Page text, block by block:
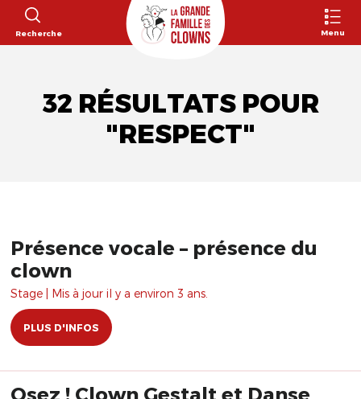
Recherche Menu
32 RÉSULTATS POUR
"RESPECT"
Présence vocale – présence du
clown
Stage | Mis à jour il y a environ 3 ans.
PLUS D'INFOS
Osez ! Clown Gestalt et Danse